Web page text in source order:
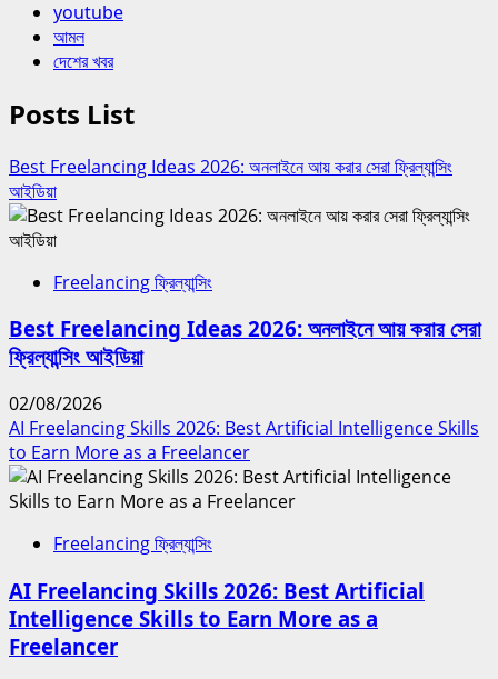
youtube
আমল
দেশের খবর
Posts List
Best Freelancing Ideas 2026: অনলাইনে আয় করার সেরা ফ্রিল্যান্সিং
আইডিয়া
Freelancing ফ্রিল্যান্সিং
Best Freelancing Ideas 2026: অনলাইনে আয় করার সেরা
ফ্রিল্যান্সিং আইডিয়া
02/08/2026
AI Freelancing Skills 2026: Best Artificial Intelligence Skills
to Earn More as a Freelancer
Freelancing ফ্রিল্যান্সিং
AI Freelancing Skills 2026: Best Artificial
Intelligence Skills to Earn More as a
Freelancer